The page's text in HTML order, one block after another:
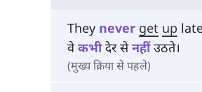
They never get up
वेकभीदेर सेनहींउठते।
(मुख्य क्रिया से पहले)